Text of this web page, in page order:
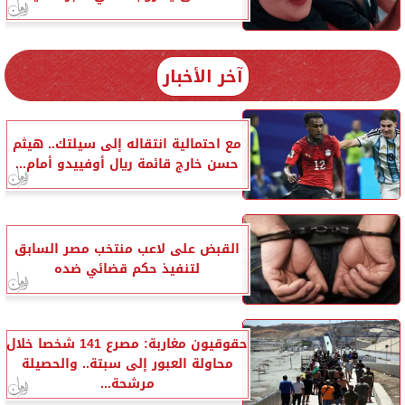
آخر الأخبار
مع احتمالية انتقاله إلى سيلتك.. هيثم
حسن خارج قائمة ريال أوفييدو أمام...
القبض على لاعب منتخب مصر السابق
لتنفيذ حكم قضائي ضده
حقوقيون مغاربة: مصرع 141 شخصا خلال
محاولة العبور إلى سبتة.. والحصيلة
مرشحة...